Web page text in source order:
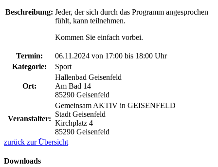
Beschreibung: Jeder, der sich durch das Programm angesprochen
fühlt, kann teilnehmen.
Kommen Sie einfach vorbei.
Termin: 06.11.2024 von 17:00 bis 18:00 Uhr
Kategorie:
Sport
Ort:
Hallenbad Geisenfeld
Am Bad 14
85290 Geisenfeld
Veranstalter:
Gemeinsam AKTIV in GEISENFELD
Stadt Geisenfeld
Kirchplatz 4
85290 Geisenfeld
zurück zur Übersicht
Downloads